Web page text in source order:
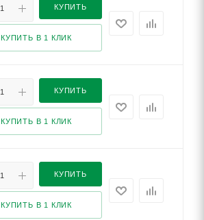
КУПИТЬ
КУПИТЬ В 1 КЛИК
КУПИТЬ
КУПИТЬ В 1 КЛИК
КУПИТЬ
КУПИТЬ В 1 КЛИК